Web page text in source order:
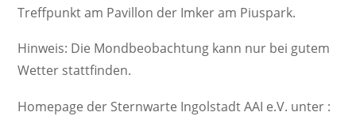
Treffpunkt am Pavillon der Imker am Piuspark.
Hinweis: Die Mondbeobachtung kann nur bei gutem
Wetter stattfinden.
Homepage der Sternwarte Ingolstadt AAI e.V. unter :